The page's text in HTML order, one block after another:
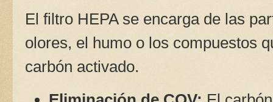
El filtro HEPA se encarga de las
olores, el humo o los compuestos
carbón activado.